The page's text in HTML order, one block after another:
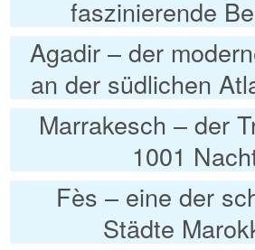
faszinierende
Agadir – der
an der südlichen
Marrakesch – der
1001
Fès – eine der
Städte